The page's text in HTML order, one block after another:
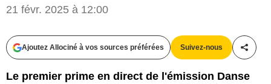
21 févr. 2025 à 12:00
Ajoutez Allociné à vos sources préférées Suivez-nous
Le premier prime en direct de l'émission Danse